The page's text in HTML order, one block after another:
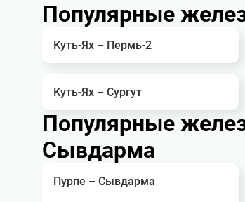
Популярные
Куть-Ях – Пермь-2
Куть-Ях – Сургут
Популярные
Сывдарма
Пурпе – Сывдарма